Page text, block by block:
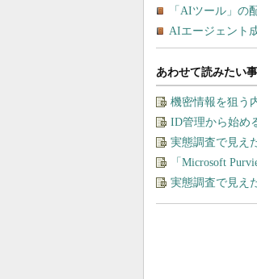
あわせて読みたい
機密情報を狙う
ID管理から始め
実態調査で見え
「Microsoft
実態調査で見え